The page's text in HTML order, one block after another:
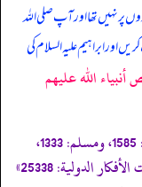
پر نہیں تھا اور آپ صلی اللہ
اور ابراہیم علیہ السلام کی
أنبياء الله عليهم
«حديث صحيح، أخرجه البخاري: 1585، ومسلم: 1333،